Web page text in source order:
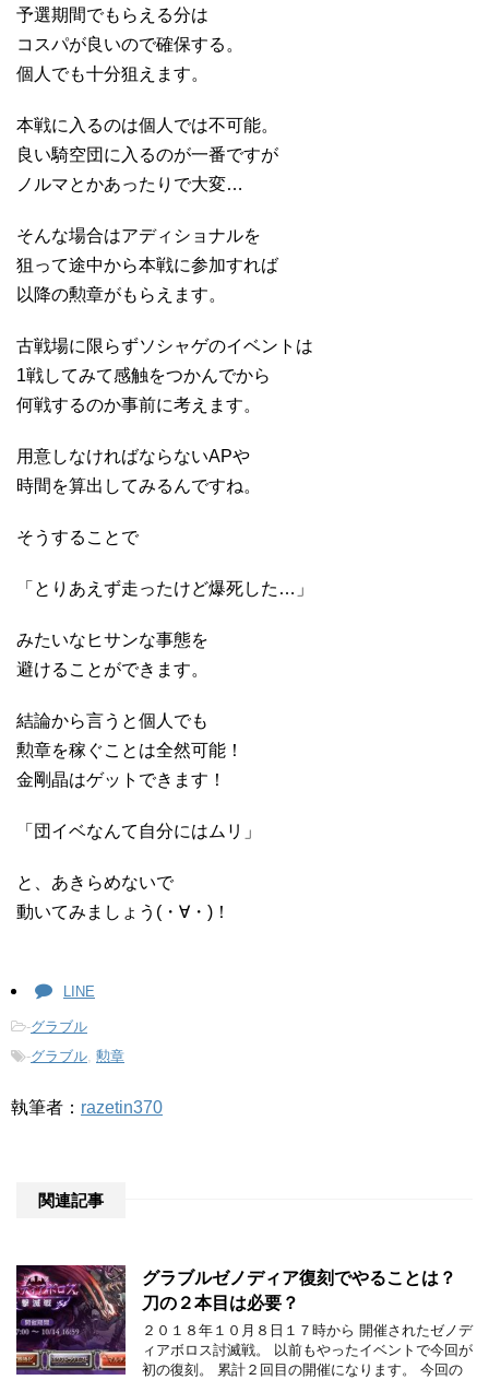
予選期間でもらえる分は
コスパが良いので確保する。
個人でも十分狙えます。
本戦に入るのは個人では不可能。
良い騎空団に入るのが一番ですが
ノルマとかあったりで大変…
そんな場合はアディショナルを
狙って途中から本戦に参加すれば
以降の勲章がもらえます。
古戦場に限らずソシャゲのイベントは
1戦してみて感触をつかんでから
何戦するのか事前に考えます。
用意しなければならないAPや
時間を算出してみるんですね。
そうすることで
「とりあえず走ったけど爆死した…」
みたいなヒサンな事態を
避けることができます。
結論から言うと個人でも
勲章を稼ぐことは全然可能！
金剛晶はゲットできます！
「団イベなんて自分にはムリ」
と、あきらめないで
動いてみましょう(・∀・)！
LINE
-グラブル
-グラブル, 勲章
執筆者： razetin370
関連記事
グラブルゼノディア復刻でやることは？
刀の２本目は必要？
２０１８年１０月８日１７時から 開催されたゼノデ
ィアボロス討滅戦。 以前もやったイベントで今回が
初の復刻。 累計２回目の開催になります。 今回の